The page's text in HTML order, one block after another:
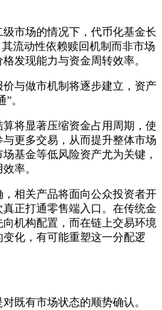
市场的情况下，代币化基金长
流动性依赖赎回机制而非市场
发现能力与资金周转效率。
与做市机制将逐步建立，资产
。
将显著压缩资金占用周期，使
更多交易，从而提升整体市场
基金等低风险资产尤为关键，
率。
相关产品将面向公众投资者开
正打通零售端入口。在传统金
机构配置，而在链上交易环境
化，有可能重塑这一分配逻
既有市场状态的顺势确认。